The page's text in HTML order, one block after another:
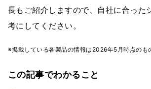
長もご紹介しますので、自社に合った
考にしてください。
※掲載している各製品の情報は2026年5月時点のも
この記事でわかること